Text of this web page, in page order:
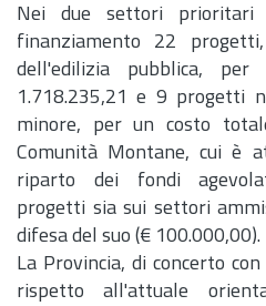
Nei due settori prioritari
finanziamento 22
dell'edilizia pubblica,
1.718.235,21 e 9 progetti
minore, per un costo
Comunità Montane, cui è
riparto dei fondi
progetti sia sui settori
difesa del suo (€ 100.000,00).
La Provincia, di concerto
rispetto all'attuale